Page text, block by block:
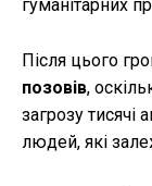
гуманітарних
Після цього
позовів,
загрозу тисячі
людей, які